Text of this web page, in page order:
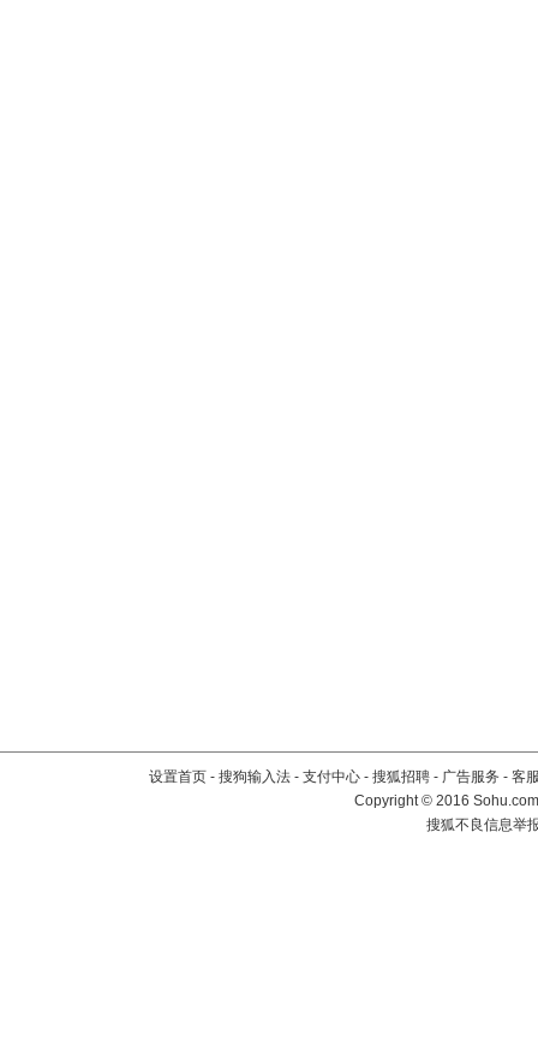
设置首页 - 搜狗输入法 - 支付中心 - 搜狐招聘 - 广告服务 - 客
Copyright©2016
搜狐不良信息举